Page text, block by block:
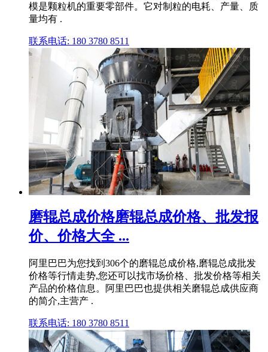
模是颗粒机的重要零部件。它对制粒的电耗、产量、质
量均有 .
联系电话: 180 3780 8511
磨辊总成价格磨辊总成价格、批发报
价、价格大全 ...
阿里巴巴为您找到306个的磨辊总成价格,磨辊总成批发
价格等行情走势,您还可以找市场价格、批发价格等相关
产品的价格信息。阿里巴巴也提供相关磨辊总成供应商
的简介,主营产 .
联系电话: 180 3780 8511